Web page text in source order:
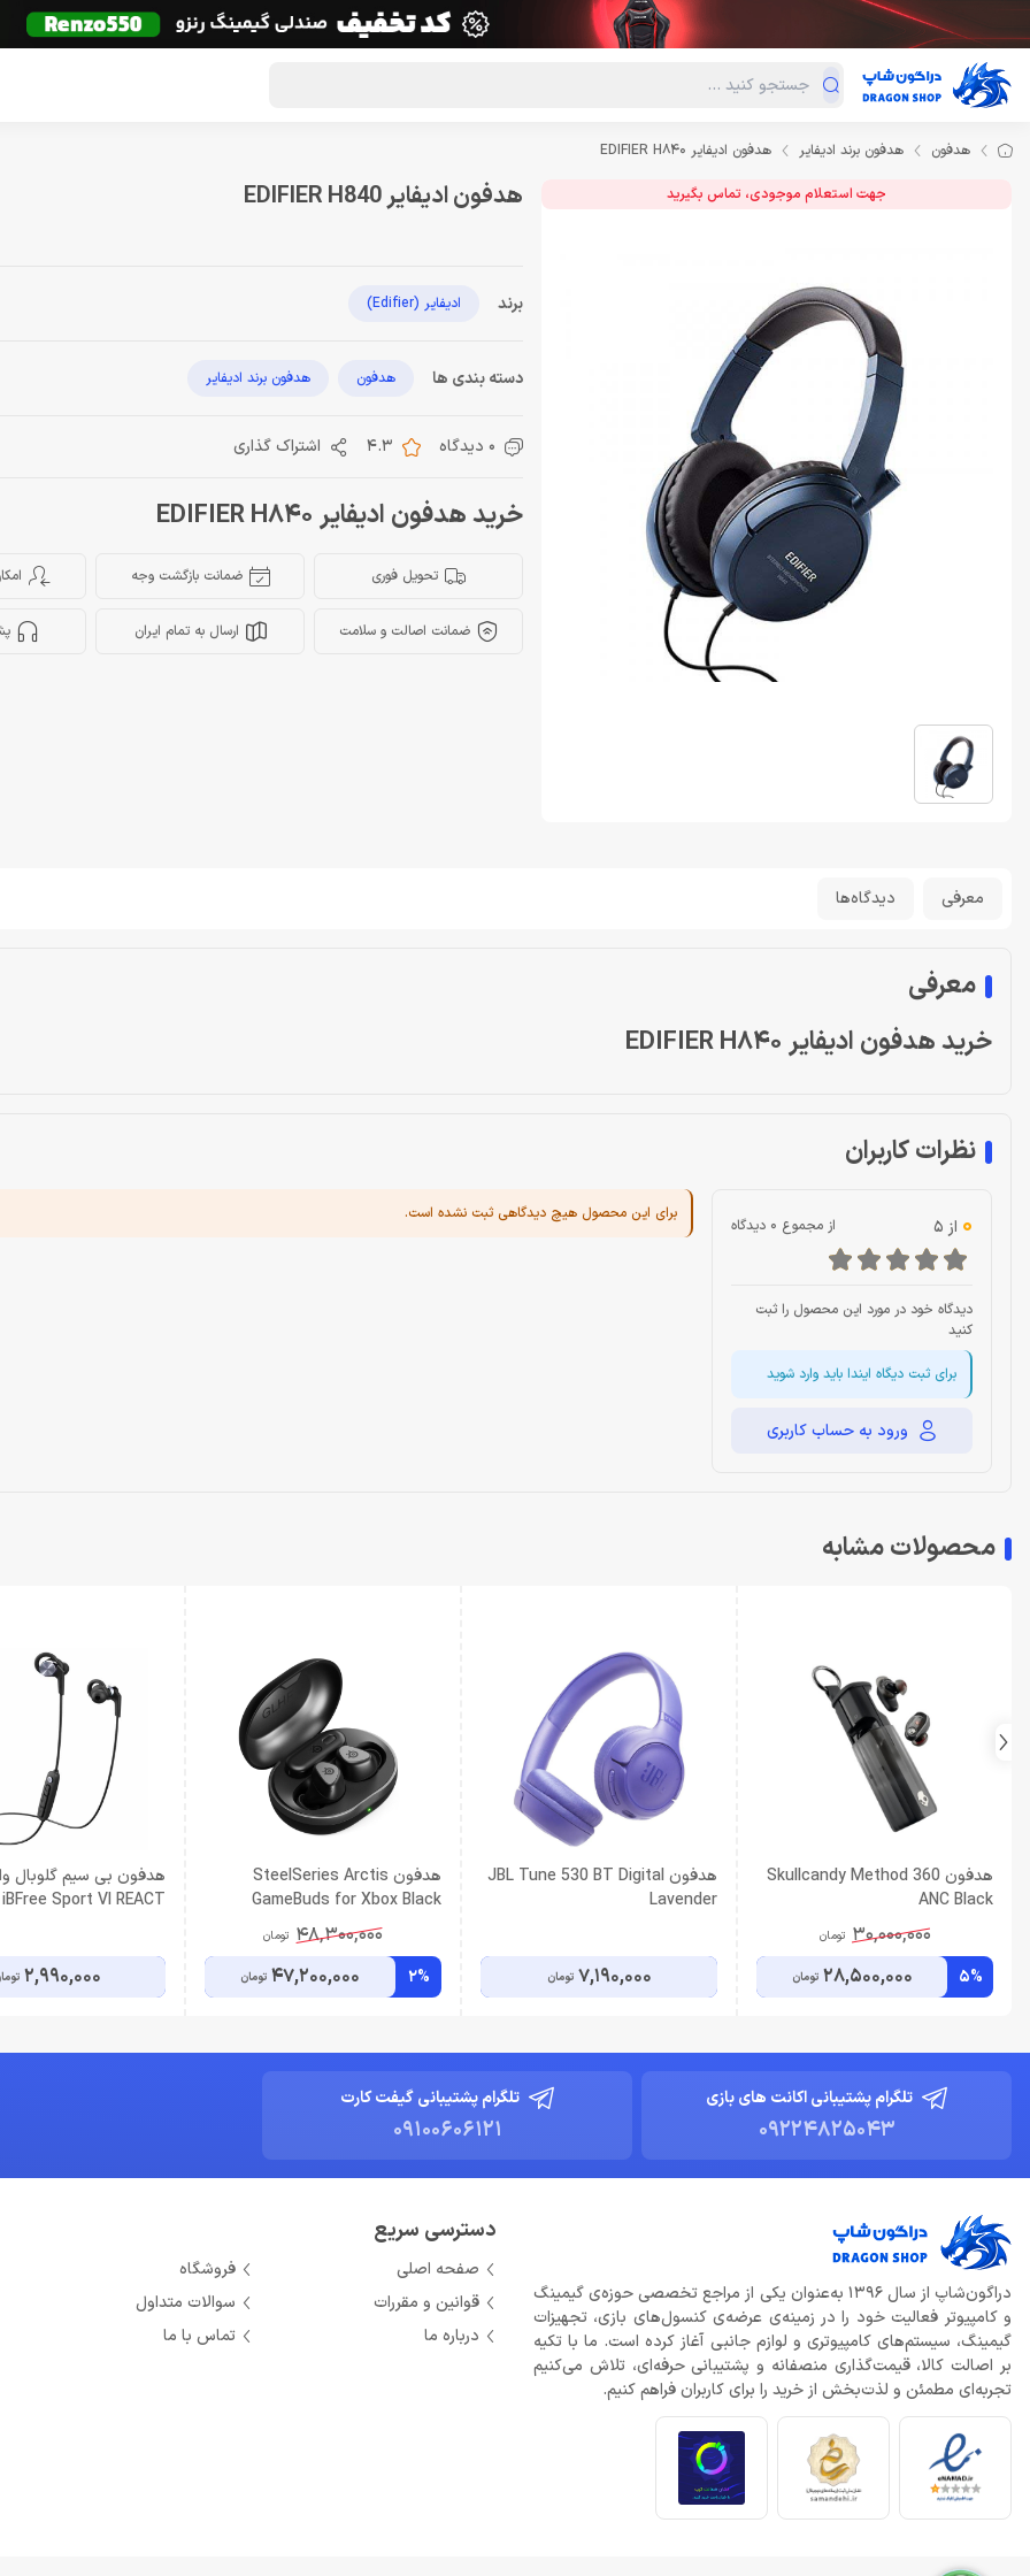
دسته‌بندی محصولات فروش ویژه
هدفون هدفون برند ادیفایر هدفون ادیفایر EDIFIER H840
جهت استعلام موجودی، تماس بگیرید هدفون ادیفایر EDIFIER H840
برند ادیفایر (Edifier)
دسته بندی ها هدفون هدفون برند ادیفایر
0 دیدگاه 4.3 اشتراک گذاری
خرید هدفون ادیفایر EDIFIER H840
تحویل فوری ضمانت بازگشت وجه
ضمانت اصالت و سلامت ارسال به تمام ایران
معرفی دیدگاه‌ها
معرفی
خرید هدفون ادیفایر EDIFIER H840
نظرات کاربران
0 از 5 از مجموع 0 دیدگاه
دیدگاه خود در مورد این محصول را ثبت
کنید
برای ثبت دیگاه ایندا باید وارد شوید
ورود به حساب کاربری
برای این محصول هیچ دیدگاهی ثبت نشده است.
محصولات مشابه
هدفون Skullcandy Method 360
ANC Black
30,000,000 تومان
5%
28,500,000 تومان
هدفون JBL Tune 530 BT Digital
Lavender
7,190,000 تومان
هدفون SteelSeries Arctis
GameBuds for Xbox Black
48,300,000 تومان
2%
47,200,000 تومان
هدفون بی سیم گلوبال
iBFree Sport VI REACT
2,990,000
تلگرام پشتیبانی اکانت های بازی
09224825043
تلگرام پشتیبانی گیفت کارت
09100606121
دراگون‌شاپ از سال 1396 به‌عنوان یکی از مراجع تخصصی حوزه‌ی گیمینگ
و کامپیوتر فعالیت خود را در زمینه‌ی عرضه‌ی کنسول‌های بازی، تجهیزات
گیمینگ، سیستم‌های کامپیوتری و لوازم جانبی آغاز کرده است. ما با تکیه
بر اصالت کالا، قیمت‌گذاری منصفانه و پشتیبانی حرفه‌ای، تلاش می‌کنیم
تجربه‌ای مطمئن و لذت‌بخش از خرید را برای کاربران فراهم کنیم.
دسترسی سریع
صفحه اصلی
فروشگاه
قوانین و مقررات
سوالات متداول
درباره ما
تماس با ما